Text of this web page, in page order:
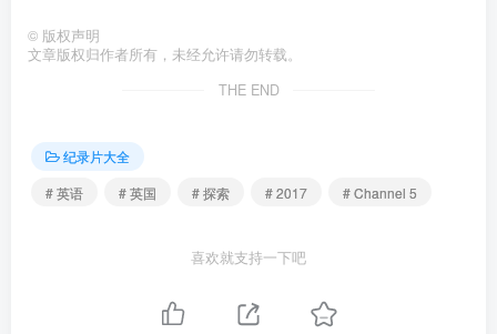
© 版权声明
文章版权归作者所有，未经允许请勿转载。
THE END
纪录片大全
# 英语
# 英国 # 探索 # 2017 # Channel 5
喜欢就支持一下吧